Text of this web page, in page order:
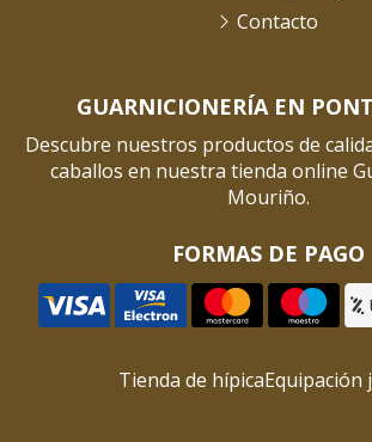
GUARNICIONERÍA EN
Descubre nuestros productos de
caballos en nuestra tienda online
Mouriño.
FORMAS DE PAGO
Contacto
Tienda de hípicaEquipación